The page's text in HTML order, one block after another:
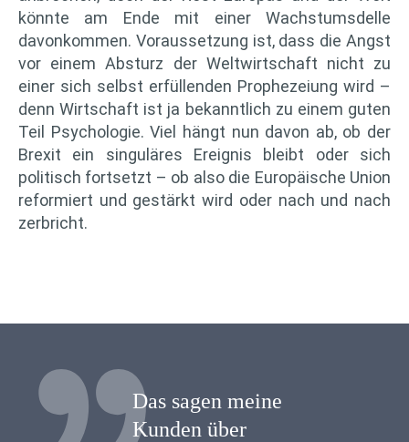
könnte am Ende mit einer Wachstumsdelle
davonkommen. Voraussetzung ist, dass die Angst
vor einem Absturz der Weltwirtschaft nicht zu
einer sich selbst erfüllenden Prophezeiung wird –
denn Wirtschaft ist ja bekanntlich zu einem guten
Teil Psychologie. Viel hängt nun davon ab, ob der
Brexit ein singuläres Ereignis bleibt oder sich
politisch fortsetzt – ob also die Europäische Union
reformiert und gestärkt wird oder nach und nach
zerbricht.
Das sagen meine
Kunden über